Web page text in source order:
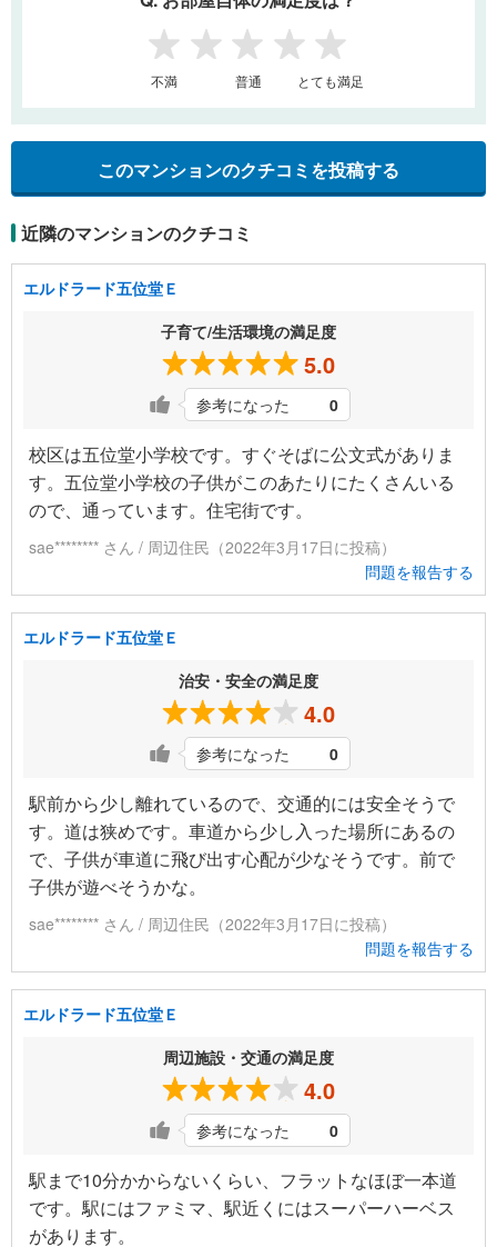
1 2 3 4 5
不満 普通 とても満足
このマンションのクチコミを投稿する
近隣のマンションのクチコミ
エルドラード五位堂Ｅ
子育て/生活環境の満足度
5.0
参考になった 0
校区は五位堂小学校です。すぐそばに公文式がありま
す。五位堂小学校の子供がこのあたりにたくさんいる
ので、通っています。住宅街です。
sae******** さん / 周辺住民（2022年3月17日に投稿）
問題を報告する
エルドラード五位堂Ｅ
治安・安全の満足度
4.0
参考になった 0
駅前から少し離れているので、交通的には安全そうで
す。道は狭めです。車道から少し入った場所にあるの
で、子供が車道に飛び出す心配が少なそうです。前で
子供が遊べそうかな。
sae******** さん / 周辺住民（2022年3月17日に投稿）
問題を報告する
エルドラード五位堂Ｅ
周辺施設・交通の満足度
4.0
参考になった 0
駅まで10分かからないくらい、フラットなほぼ一本道
です。駅にはファミマ、駅近くにはスーパーハーベス
があります。